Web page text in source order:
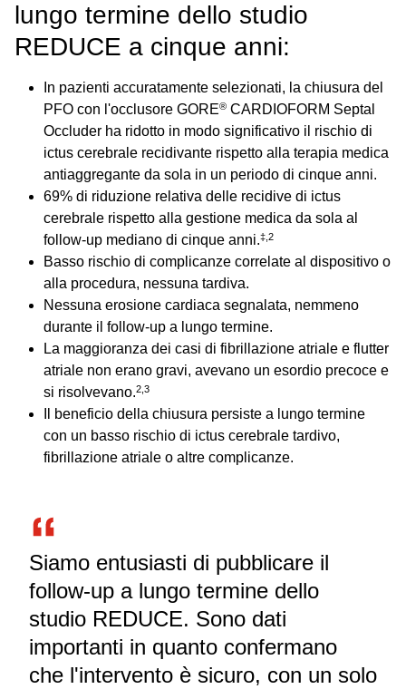
lungo termine dello studio
REDUCE a cinque anni:
In pazienti accuratamente selezionati, la chiusura del
PFO con l'occlusore GORE® CARDIOFORM Septal
Occluder ha ridotto in modo significativo il rischio di
ictus cerebrale recidivante rispetto alla terapia medica
antiaggregante da sola in un periodo di cinque anni.
69% di riduzione relativa delle recidive di ictus
cerebrale rispetto alla gestione medica da sola al
follow‑up mediano di cinque anni.‡,2
Basso rischio di complicanze correlate al dispositivo o
alla procedura, nessuna tardiva.
Nessuna erosione cardiaca segnalata, nemmeno
durante il follow‑up a lungo termine.
La maggioranza dei casi di fibrillazione atriale e flutter
atriale non erano gravi, avevano un esordio precoce e
si risolvevano.2,3
Il beneficio della chiusura persiste a lungo termine
con un basso rischio di ictus cerebrale tardivo,
fibrillazione atriale o altre complicanze.
Siamo entusiasti di pubblicare il
follow‑up a lungo termine dello
studio REDUCE. Sono dati
importanti in quanto confermano
che l'intervento è sicuro, con un solo